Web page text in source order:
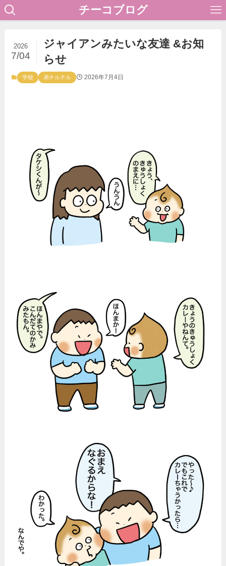
チーコブログ
ジャイアンみたいな友達 &お知
らせ
2026
7/04
学校 弟チルチル 2026年7月4日